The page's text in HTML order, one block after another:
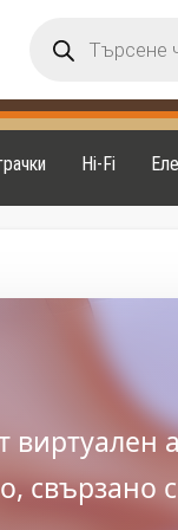
search
Hi-Fi
виртуален
свързано